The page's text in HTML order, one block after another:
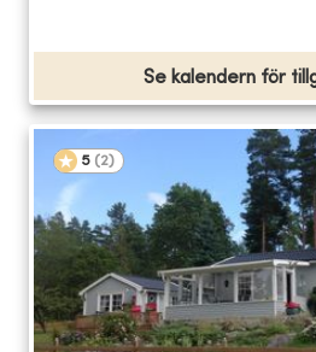
Se kalendern för
5 (2)